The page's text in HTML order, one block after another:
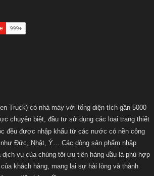
Truck) có nhà máy với tổng diện tích gần 5000
chuyên biệt, đầu tư sử dụng các loại trang thiết
đều được nhập khẩu từ các nước có nền công
như Đức, Nhật, Ý… Các dòng sản phẩm nhập
vụ của chúng tôi ưu tiên hàng đầu là phù hợp
khách hàng, mang lại sự hài lòng và thành